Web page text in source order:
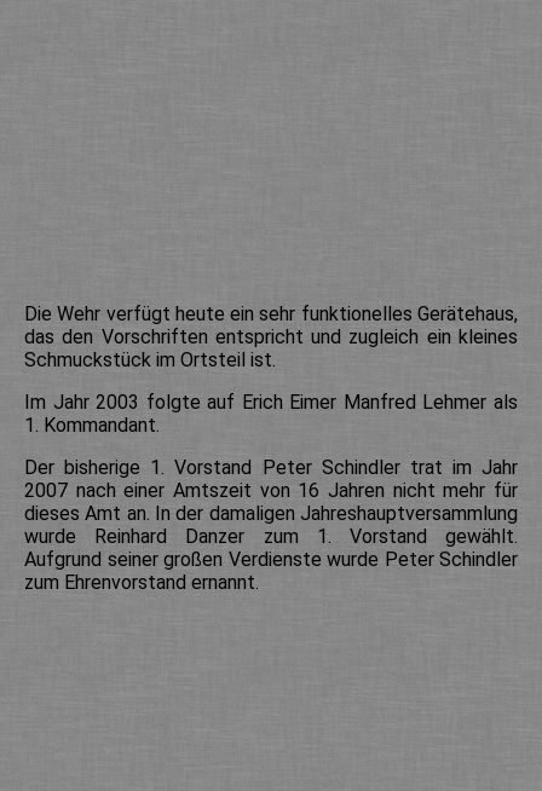
Die Wehr verfügt heute ein sehr funktionelles Gerätehaus,
das den Vorschriften entspricht und zugleich ein kleines
Schmuckstück im Ortsteil ist.
Im Jahr 2003 folgte auf Erich Eimer Manfred Lehmer als
1. Kommandant.
Der bisherige 1. Vorstand Peter Schindler trat im Jahr
2007 nach einer Amtszeit von 16 Jahren nicht mehr für
dieses Amt an. In der damaligen Jahreshauptversammlung
wurde Reinhard Danzer zum 1. Vorstand gewählt.
Aufgrund seiner großen Verdienste wurde Peter Schindler
zum Ehrenvorstand ernannt.